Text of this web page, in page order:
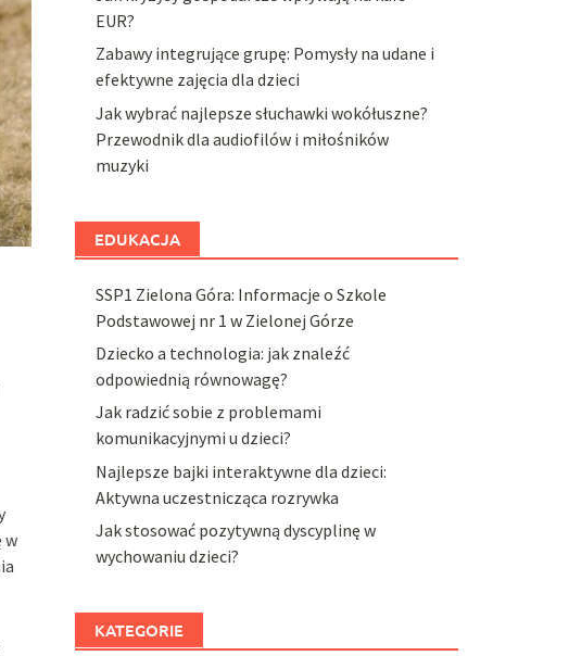
w
EUR?
Zabawy integrujące grupę: Pomysły na udane i
efektywne zajęcia dla dzieci
Jak wybrać najlepsze słuchawki wokółuszne?
Przewodnik dla audiofilów i miłośników
muzyki
EDUKACJA
SSP1 Zielona Góra: Informacje o Szkole
Podstawowej nr 1 w Zielonej Górze
Dziecko a technologia: jak znaleźć
odpowiednią równowagę?
Jak radzić sobie z problemami
komunikacyjnymi u dzieci?
Najlepsze bajki interaktywne dla dzieci:
Aktywna uczestnicząca rozrywka
Jak stosować pozytywną dyscyplinę w
wychowaniu dzieci?
KATEGORIE